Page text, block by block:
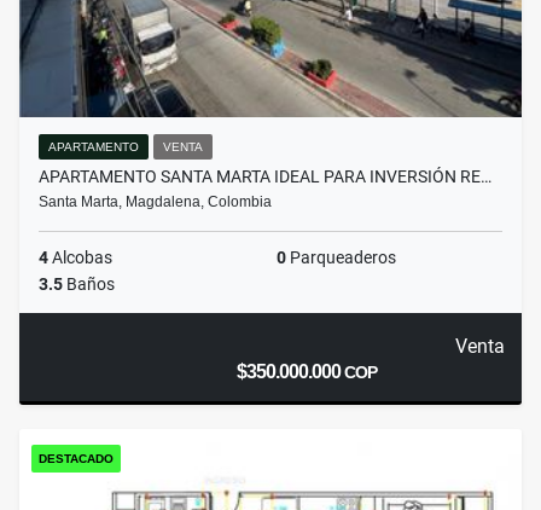
APARTAMENTO VENTA
APARTAMENTO SANTA MARTA IDEAL PARA INVERSIÓN RE…
Santa Marta, Magdalena, Colombia
4Alcobas 0 Parqueaderos
3.5 Baños
Venta
$350.000.000COP
DESTACADO